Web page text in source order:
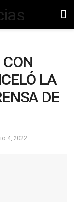
LA
DE
4, 2022